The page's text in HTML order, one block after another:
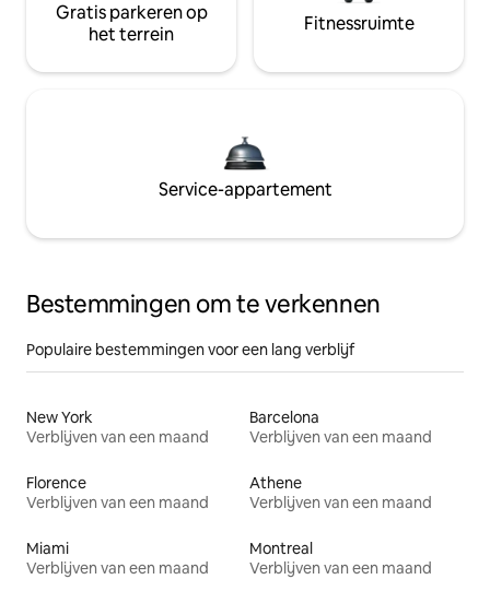
Gratis parkeren op
het terrein
Fitnessruimte
Service-appartement
Bestemmingen om te verkennen
Populaire bestemmingen voor een lang verblijf
New York
Verblijven van een maand
Barcelona
Verblijven van een maand
Florence
Verblijven van een maand
Athene
Verblijven van een maand
Miami
Verblijven van een maand
Montreal
Verblijven van een maand